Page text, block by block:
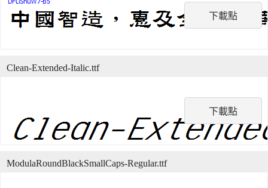
下載點
下載點
Clean-Extended-Italic.ttf
ModulaRoundBlackSmallCaps-Regular.ttf